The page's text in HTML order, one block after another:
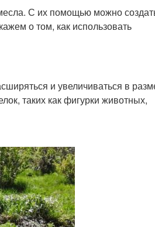
С их помощью можно
о том, как использовать
и увеличиваться в
таких как фигурки животных,